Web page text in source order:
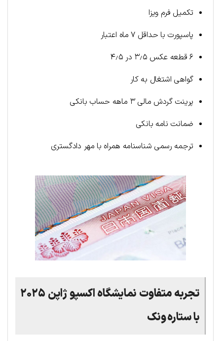
تکمیل فرم ویزا
پاسپورت با حداقل ۷ ماه اعتبار
۶ قطعه عکس ۳٫۵ در ۴٫۵
گواهی اشتغال به کار
پرینت گردش مالی ۳ ماهه حساب بانکی
ضمانت نامه بانکی
ترجمه رسمی شناسنامه همراه با مهر دادگستری
تجربه متفاوت نمایشگاه اکسپو ژاپن ۲۰۲۵
با ستاره ونک